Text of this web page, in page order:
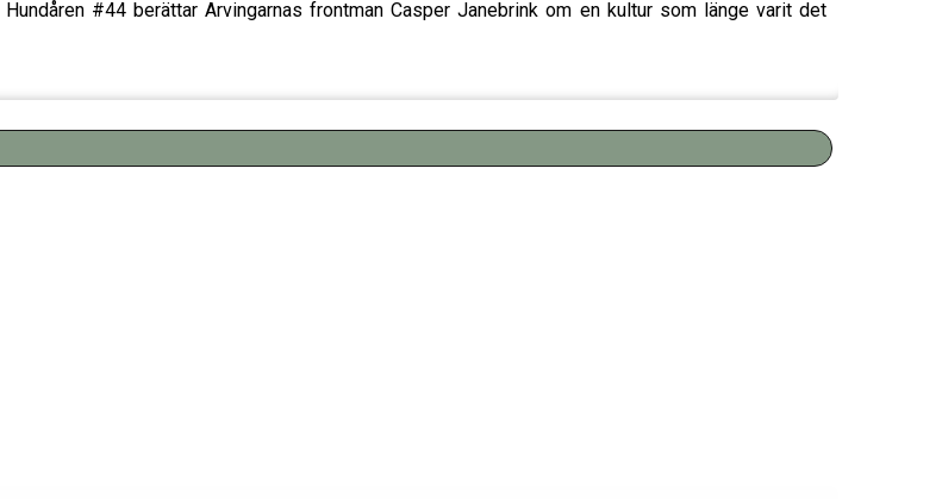
#44 berättar Arvingarnas frontman Casper Janebrink om en kultur som länge varit det